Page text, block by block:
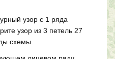
узор с 1 ряда
узор из 3 петель 27
схемы.